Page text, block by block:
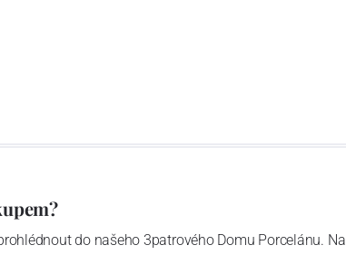
do našeho 3patrového Domu Porcelánu. Na